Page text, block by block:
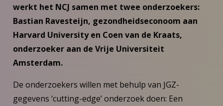
werkt het NCJ samen met twee onderzoekers:
Bastian Ravesteijn, gezondheidseconoom aan
Harvard University en Coen van de Kraats,
onderzoeker aan de Vrije Universiteit
Amsterdam.
De onderzoekers willen met behulp van JGZ-
gegevens ‘cutting-edge’ onderzoek doen: Een